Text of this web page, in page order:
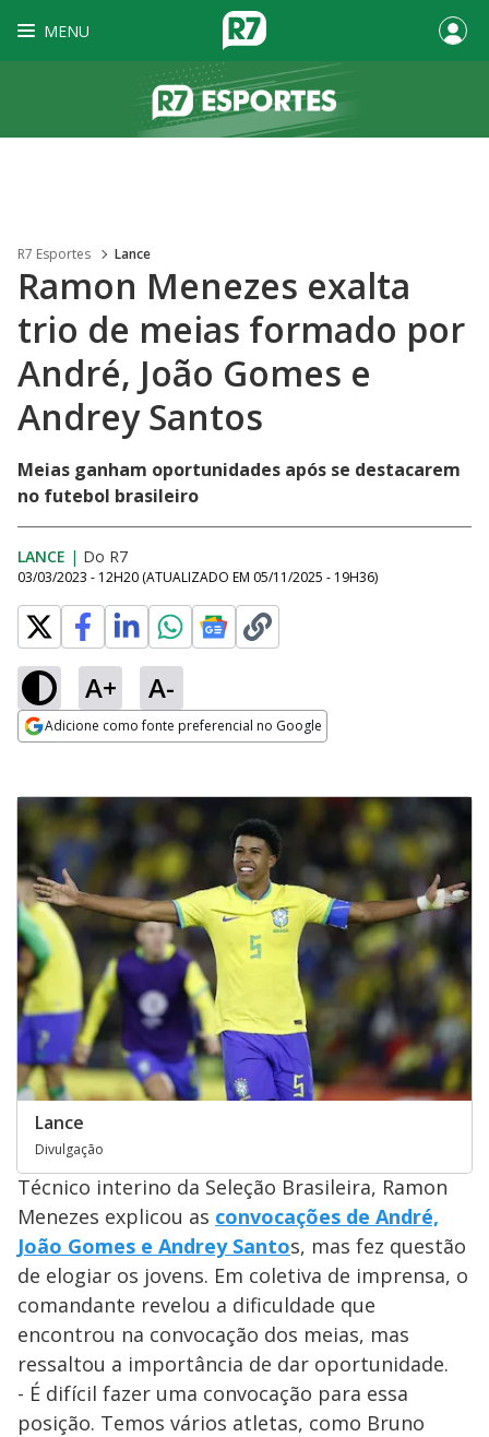
MENU
R7 Esportes Lance
Ramon Menezes exalta
trio de meias formado por
André, João Gomes e
Andrey Santos
Meias ganham oportunidades após se destacarem
no futebol brasileiro
LANCE | Do R7
03/03/2023 - 12H20 (ATUALIZADO EM 05/11/2025 - 19H36)
A+ A-
Adicione como fonte preferencial no Google
Lance
Divulgação
Técnico interino da Seleção Brasileira, Ramon
Menezes explicou as convocações de André,
João Gomes e Andrey Santos, mas fez questão
de elogiar os jovens. Em coletiva de imprensa, o
comandante revelou a dificuldade que
encontrou na convocação dos meias, mas
ressaltou a importância de dar oportunidade.
- É difícil fazer uma convocação para essa
posição. Temos vários atletas, como Bruno